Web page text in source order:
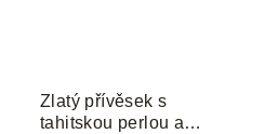
Zlatý přívěsek s
tahitskou perlou a